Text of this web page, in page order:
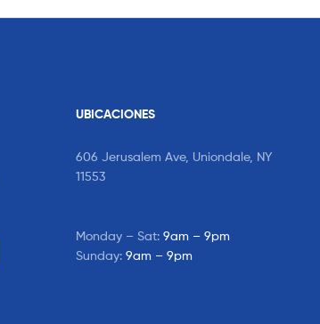
UBICACIONES
606 Jerusalem Ave, Uniondale, NY
11553
Monday – Sat: 9am – 9pm
Sunday: 9am – 9pm